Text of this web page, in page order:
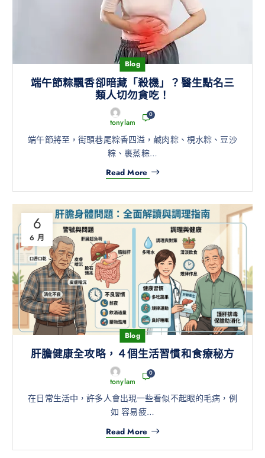
Blog
端午節粽飄香卻暗藏「殺機」？醫生點名三
類人切勿貪吃！
tonylam
0
端午節將至，街頭巷尾粽香四溢，鹹肉粽、梘水粽、豆沙
粽、裹蒸粽…
Read More
6
6 月
Blog
肝膽健康全攻略，４個生活習慣和食療秘方
tonylam
0
在日常生活中，許多人會出現一些看似不起眼的毛病，例
如 容易疲…
Read More